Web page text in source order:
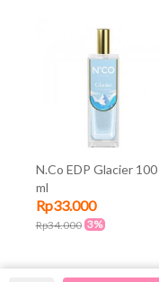
N.Co EDP Glacier 100
ml
Rp33.000
Rp34.000 3%